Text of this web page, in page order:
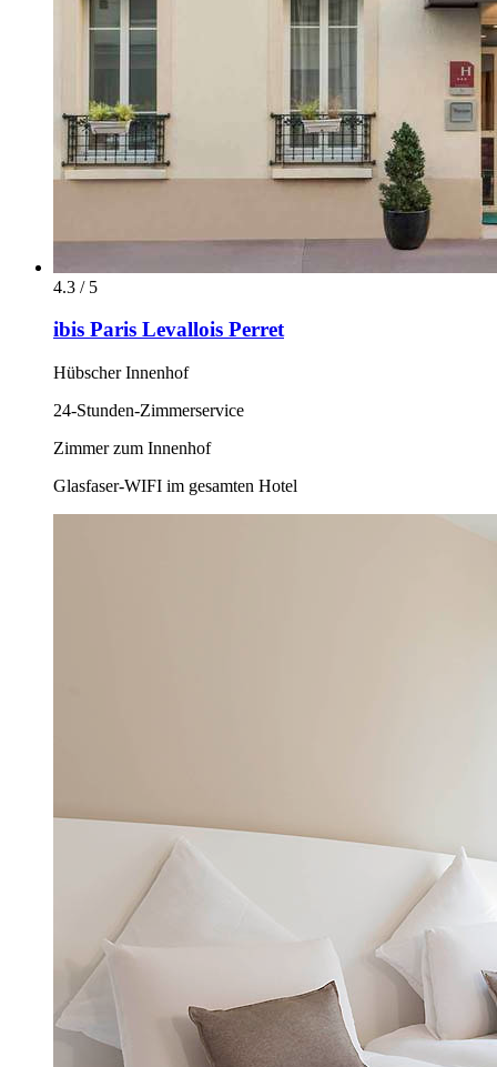
4.3 / 5
ibis Paris Levallois Perret
Hübscher Innenhof
24-Stunden-Zimmerservice
Zimmer zum Innenhof
Glasfaser-WIFI im gesamten Hotel